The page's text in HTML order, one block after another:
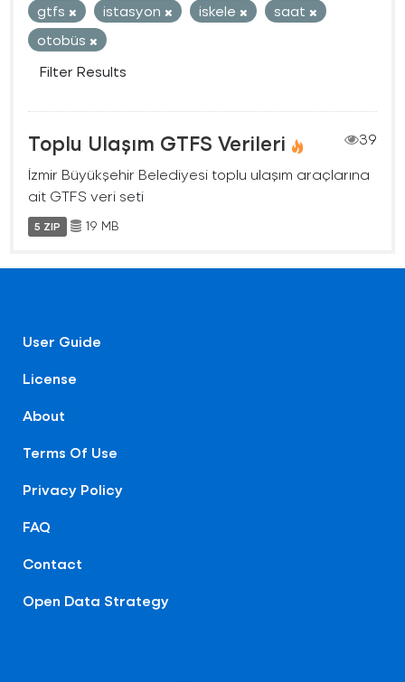
gtfs
istasyon iskele
saat
otobüs
Filter Results
Toplu Ulaşım GTFS Verileri
39
İzmir Büyükşehir Belediyesi toplu ulaşım araçlarına
ait GTFS veri seti
5 ZIP 19 MB
User Guide
License
About
Terms Of Use
Privacy Policy
FAQ
Contact
Open Data Strategy